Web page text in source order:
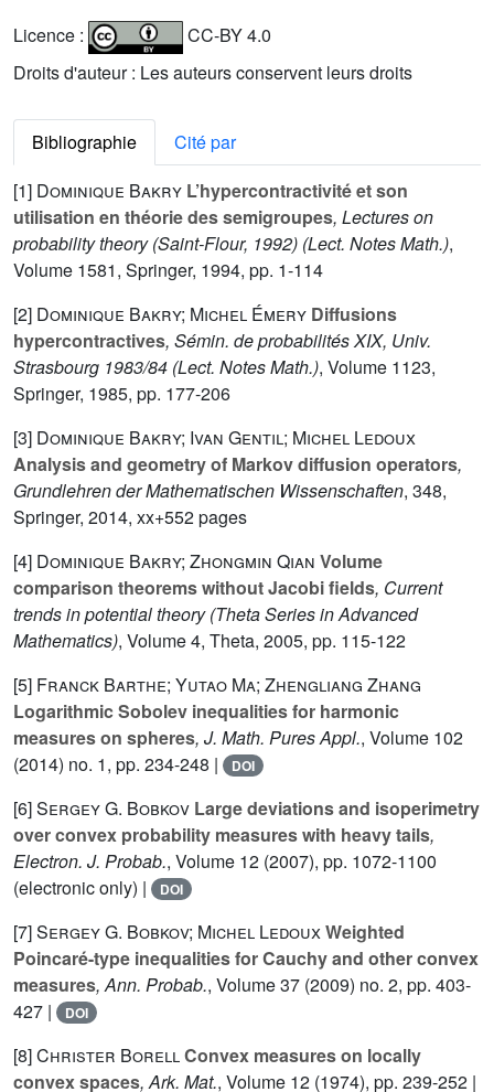
Licence :
CC-BY 4.0
Droits d'auteur : Les auteurs conservent leurs droits
Bibliographie
Cité par
[1] Dominique Bakry L’hypercontractivité et son
utilisation en théorie des semigroupes, Lectures on
probability theory (Saint-Flour, 1992) (Lect. Notes Math.),
Volume 1581, Springer, 1994, pp. 1-114
[2] Dominique Bakry; Michel Émery Diffusions
hypercontractives, Sémin. de probabilités XIX, Univ.
Strasbourg 1983/84 (Lect. Notes Math.), Volume 1123,
Springer, 1985, pp. 177-206
[3] Dominique Bakry; Ivan Gentil; Michel Ledoux
Analysis and geometry of Markov diffusion operators,
Grundlehren der Mathematischen Wissenschaften, 348,
Springer, 2014, xx+552 pages
[4] Dominique Bakry; Zhongmin Qian Volume
comparison theorems without Jacobi fields, Current
trends in potential theory(Theta Series in Advanced
Mathematics), Volume 4, Theta, 2005, pp. 115-122
[5] Franck Barthe; Yutao Ma; Zhengliang Zhang
Logarithmic Sobolev inequalities for harmonic
measures on spheres, J. Math. Pures Appl., Volume 102
(2014) no. 1, pp. 234-248 |
DOI
[6]Sergey G. Bobkov Large deviations and isoperimetry
over convex probability measures with heavy tails,
Electron. J. Probab., Volume 12 (2007), pp. 1072-1100
(electronic only) |
DOI
[7]Sergey G. Bobkov; Michel LedouxWeighted
Poincaré-type inequalities for Cauchy and other convex
measures, Ann. Probab., Volume 37 (2009) no. 2, pp. 403-
427 |
DOI
[8]Christer BorellConvex measures on locally
convex spaces, Ark. Mat., Volume 12 (1974), pp. 239-252 |